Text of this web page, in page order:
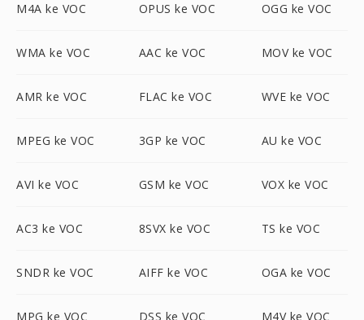
M4A ke VOC OPUS ke VOC OGG ke VOC
WMA ke VOC AAC ke VOC MOV ke VOC
AMR ke VOC FLAC ke VOC WVE ke VOC
MPEG ke VOC 3GP ke VOC AU ke VOC
AVI ke VOC GSM ke VOC VOX ke VOC
AC3 ke VOC 8SVX ke VOC TS ke VOC
SNDR ke VOC AIFF ke VOC OGA ke VOC
MPG ke VOC DSS ke VOC M4V ke VOC